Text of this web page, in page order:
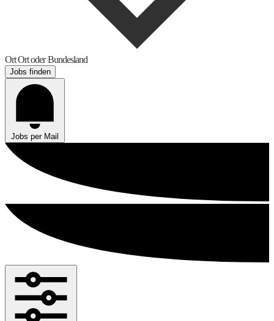
OrtOrt oder Bundesland
Jobs finden
Jobs per Mail